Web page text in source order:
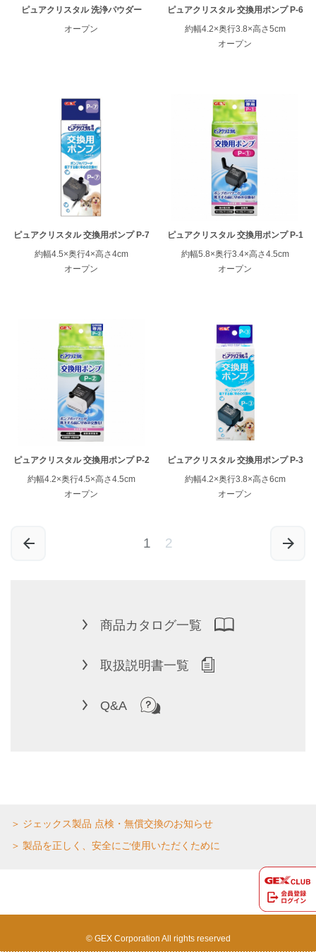
ピュアクリスタル 洗浄パウダー
オープン
ピュアクリスタル 交換用ポンプ P-6
約幅4.2×奥行3.8×高さ5cm
オープン
ピュアクリスタル 交換用ポンプ P-7
約幅4.5×奥行4×高さ4cm
オープン
ピュアクリスタル 交換用ポンプ P-1
約幅5.8×奥行3.4×高さ4.5cm
オープン
ピュアクリスタル 交換用ポンプ P-2
約幅4.2×奥行4.5×高さ4.5cm
オープン
ピュアクリスタル 交換用ポンプ P-3
約幅4.2×奥行3.8×高さ6cm
オープン
1 2
商品カタログ一覧
取扱説明書一覧
Q&A
ジェックス製品 点検・無償交換のお知らせ
製品を正しく、安全にご使用いただくために
© GEX Corporation All rights reserved